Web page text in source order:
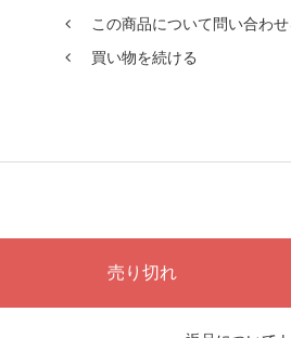
この商品について問い合わせ
買い物を続ける